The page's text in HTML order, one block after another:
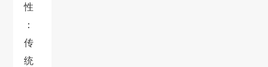
性
：
传
统